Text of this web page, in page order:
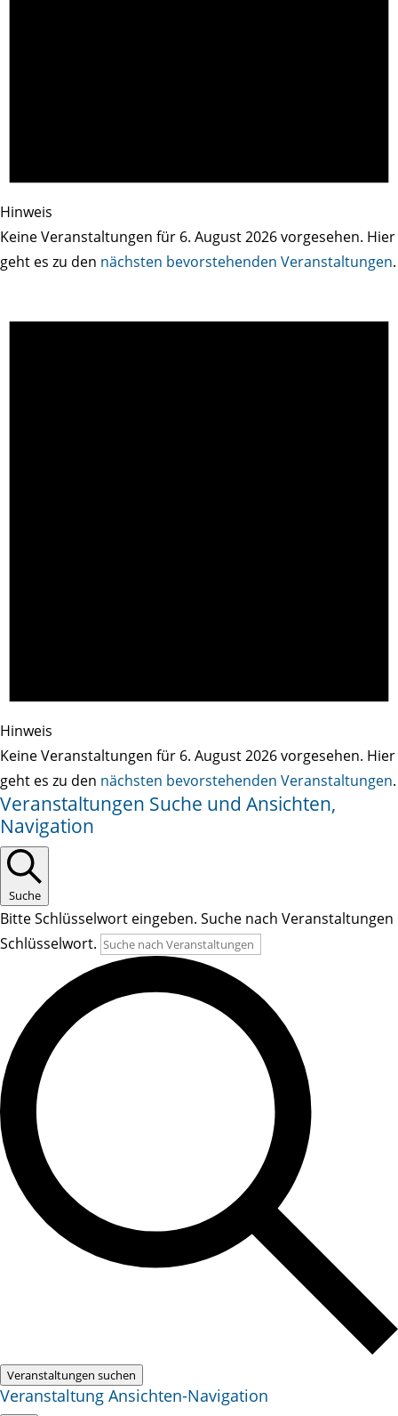
Hinweis
Keine Veranstaltungen für 6. August 2026 vorgesehen. Hier
geht es zu den nächsten bevorstehenden Veranstaltungen.
Hinweis
Keine Veranstaltungen für 6. August 2026 vorgesehen. Hier
geht es zu den nächsten bevorstehenden Veranstaltungen.
Veranstaltungen Suche und Ansichten,
Navigation
Suche
Bitte Schlüsselwort eingeben. Suche nach Veranstaltungen
Schlüsselwort.
Veranstaltungen suchen
Veranstaltung Ansichten-Navigation